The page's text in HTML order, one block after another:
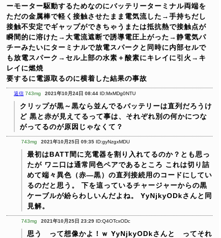
ーモーター駆動するためなのにバッテリーターミナル両端を
ただの金属棒で軽く接触させたまま電気流した→手持ちだし
接触不安定でギャップができちゃうまたは抵抗熱で接触点が
瞬間的に溶けた→大電流遮断で誘導電圧上がった→静電気パ
チーみたいにターミナルで放電スパークと同時に内部セルで
も放電スパーク→セル上部の水素＋酸素にキレイに引火→キ
レイに燃焼
要するに電源取るのに横着した結果の事故
返信 743mg 2021年10月24日 08:44 ID:MxMDg0NTU
クリップが黒～黒なら並んでるバッテリーは直列だろうけ
ど 黒と赤が見えてるって事は、それぞれ別の何かにつな
がってるのが原因じゃなくて？
743mg 2021年10月25日 09:35 ID:gyNzgxMDU
最初はBATT間に充電器を割り入れてるのか？とも思っ
たが ワニ口は通常同色ペアであるところ これは切り詰
めて端々異色（赤—黒）の直列接続用のコードにしてい
るのだと思う。
下を這っているチャージャーからの黒
ケーブルが紛らわしいんだよね。
YyNjkyODkさんと同
見解。
743mg 2021年10月25日 23:29 ID:Q4OTcxODc
思う って想像かよ！ｗ YyNjkyODkさんと ってそれ